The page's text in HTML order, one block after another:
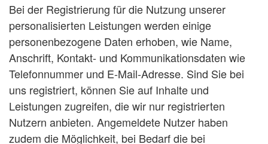
Bei der Registrierung für die Nutzung unserer
personalisierten Leistungen werden einige
personenbezogene Daten erhoben, wie Name,
Anschrift, Kontakt- und Kommunikationsdaten wie
Telefonnummer und E-Mail-Adresse. Sind Sie bei
uns registriert, können Sie auf Inhalte und
Leistungen zugreifen, die wir nur registrierten
Nutzern anbieten. Angemeldete Nutzer haben
zudem die Möglichkeit, bei Bedarf die bei